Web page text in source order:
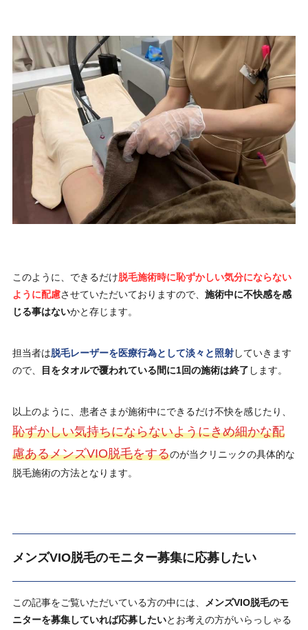
このように、できるだけ脱毛施術時に恥ずかしい気分にならない
ように配慮させていただいておりますので、 施術中に不快感を感
じる事はないかと存じます。
担当者は脱毛レーザーを医療行為として淡々と照射していきます
ので、
目をタオルで覆われている間に1回の施術は終了 します。
以上のように、患者さまが施術中にできるだけ不快を感じたり、
恥ずかしい気持ちにならないようにきめ細かな配
慮あるメンズVIO脱毛をするのが当クリニックの具体的な
脱毛施術の方法となります。
メンズVIO脱毛のモニター募集に応募したい
この記事をご覧いただいている方の中には、
メンズVIO脱毛のモ
ニターを募集していれば応募したいとお考えの方がいらっしゃる